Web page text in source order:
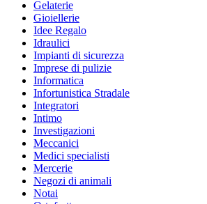
Gelaterie
Gioiellerie
Idee Regalo
Idraulici
Impianti di sicurezza
Imprese di pulizie
Informatica
Infortunistica Stradale
Integratori
Intimo
Investigazioni
Meccanici
Medici specialisti
Mercerie
Negozi di animali
Notai